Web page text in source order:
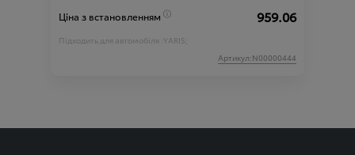
Ціна з встановленням 959.06
Підходить для автомобіля :YARIS;
Артикул:N00000444